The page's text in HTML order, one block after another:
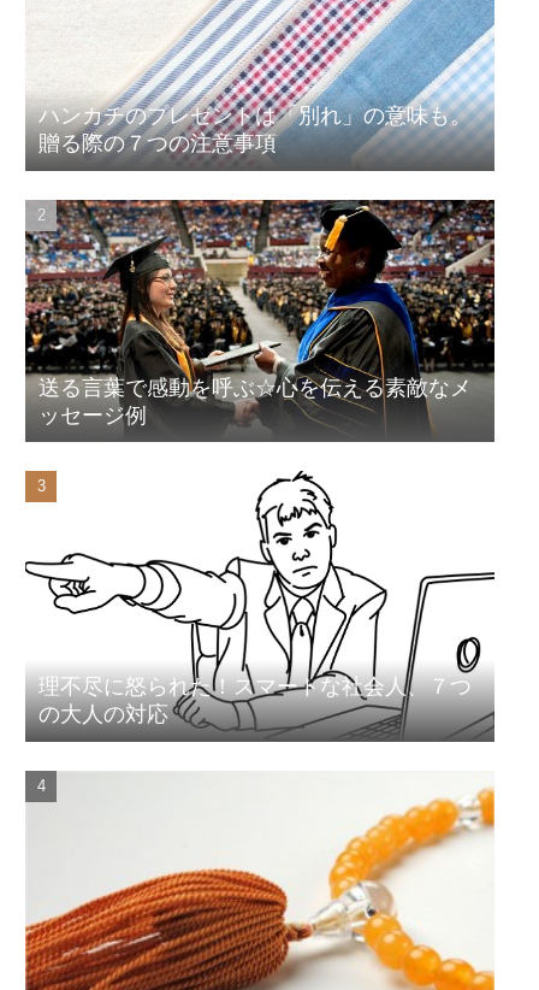
ハンカチのプレゼントは「別れ」の意味も。
贈る際の７つの注意事項
送る言葉で感動を呼ぶ☆心を伝える素敵なメ
ッセージ例
理不尽に怒られた！スマートな社会人、７つ
の大人の対応